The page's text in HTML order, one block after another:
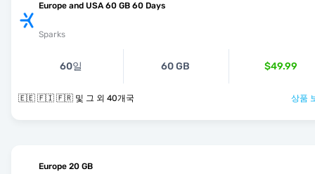
Europe and USA 60 GB 60 Days
Sparks
60일 60 GB $49.99
🇪🇪 🇫🇮 🇫🇷 및 그 외 40개국 상품
Europe 20 GB